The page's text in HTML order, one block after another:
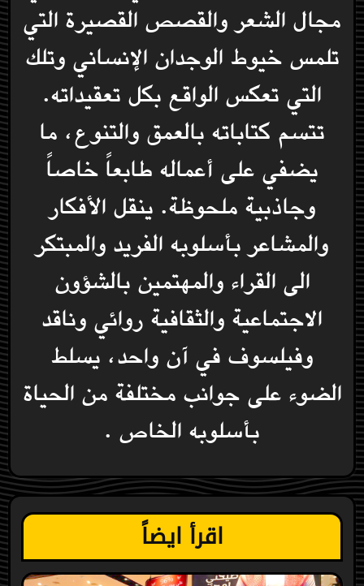
مجال الشعر والقصص القصيرة التي
تلمس خيوط الوجدان الإنساني وتلك
التي تعكس الواقع بكل تعقيداته.
تتسم كتاباته بالعمق والتنوع، ما
يضفي على أعماله طابعاً خاصاً
وجاذبية ملحوظة. ينقل الأفكار
والمشاعر بأسلوبه الفريد والمبتكر
الى القراء والمهتمين بالشؤون
الاجتماعية والثقافية روائي وناقد
وفيلسوف في آن واحد، يسلط
الضوء على جوانب مختلفة من الحياة
بأسلوبه الخاص .
اقرأ ايضاً